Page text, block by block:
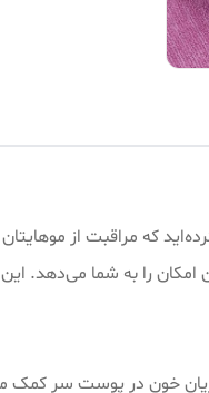
که مراقبت از
را به شما می‌دهد.
خون در پوست سر کمک